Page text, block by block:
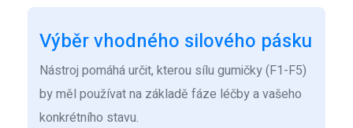
Výběr vhodného silového pásku
Nástroj pomáhá určit, kterou sílu gumičky (F1-F5)
by měl používat na základě fáze léčby a vašeho
konkrétního stavu.